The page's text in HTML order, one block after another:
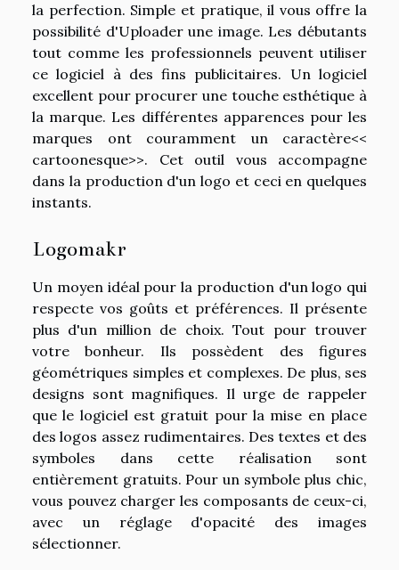
la perfection. Simple et pratique, il vous offre la
possibilité d'Uploader une image. Les débutants
tout comme les professionnels peuvent utiliser
ce logiciel à des fins publicitaires. Un logiciel
excellent pour procurer une touche esthétique à
la marque. Les différentes apparences pour les
marques ont couramment un caractère<<
cartoonesque>>. Cet outil vous accompagne
dans la production d'un logo et ceci en quelques
instants.
Logomakr
Un moyen idéal pour la production d'un logo qui
respecte vos goûts et préférences. Il présente
plus d'un million de choix. Tout pour trouver
votre bonheur. Ils possèdent des figures
géométriques simples et complexes. De plus, ses
designs sont magnifiques. Il urge de rappeler
que le logiciel est gratuit pour la mise en place
des logos assez rudimentaires. Des textes et des
symboles dans cette réalisation sont
entièrement gratuits. Pour un symbole plus chic,
vous pouvez charger les composants de ceux-ci,
avec un réglage d'opacité des images
sélectionner.